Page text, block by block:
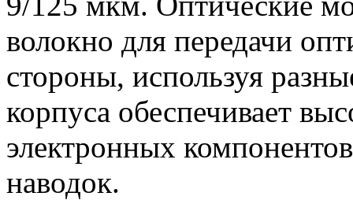
волокно для передачи
стороны, используя
корпуса обеспечивает
электронных
наводок.